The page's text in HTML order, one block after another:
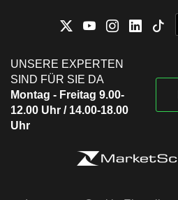
UNSERE EXPERTEN
SIND FÜR SIE DA
Montag - Freitag 9.00-
12.00 Uhr / 14.00-18.00
Uhr